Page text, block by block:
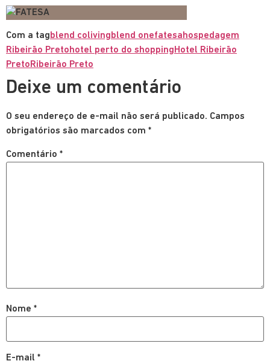
Com a tagblend colivingblend onefatesahospedagem
Ribeirão Pretohotel perto do shoppingHotel Ribeirão
PretoRibeirão Preto
Deixe um comentário
O seu endereço de e-mail não será publicado. Campos
obrigatórios são marcados com *
Comentário *
Nome *
E-mail *